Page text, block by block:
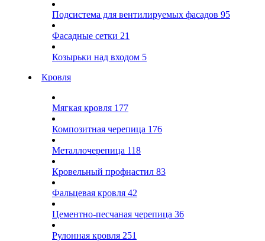
Подсистема для вентилируемых фасадов 95
Фасадные сетки 21
Козырьки над входом 5
Кровля
Мягкая кровля 177
Композитная черепица 176
Металлочерепица 118
Кровельный профнастил 83
Фальцевая кровля 42
Цементно-песчаная черепица 36
Рулонная кровля 251